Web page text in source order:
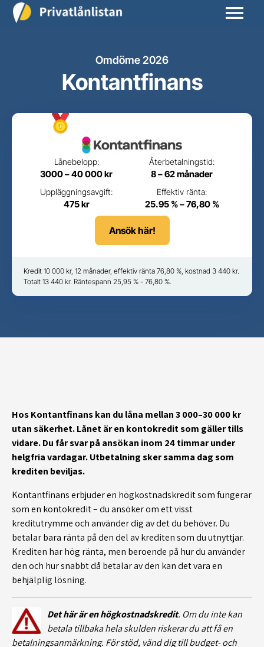
Omdöme 2026
Kontantfinans
Lånebelopp:
3000 – 40 000 kr
Återbetalningstid:
8 – 62 månader
Uppläggningsavgift:
475 kr
Effektiv ränta:
25.95 % – 76,80 %
Ansök här!
Kredit 10 000 kr, 12 månader, effektiv ränta 76,80 %, kostnad 3 440 kr.
Totalt 13 440 kr. Räntespann 25,95 % - 76,80 %.
Hos Kontantfinans kan du låna mellan 3 000–30 000 kr
utan säkerhet. Lånet är en kontokredit som gäller tills
vidare. Du får svar på ansökan inom 24 timmar under
helgfria vardagar. Utbetalning sker samma dag som
krediten beviljas.
Kontantfinans erbjuder en högkostnadskredit som fungerar
som en kontokredit – du ansöker om ett visst
kreditutrymme och använder dig av det du behöver. Du
betalar bara ränta på den del av krediten som du utnyttjar.
Krediten har hög ränta, men beroende på hur du använder
den och hur snabbt då betalar av den kan det vara en
behjälplig lösning.
Det här är en högkostnadskredit. Om du inte kan
betala tillbaka hela skulden riskerar du att få en
betalningsanmärkning. För stöd, vänd dig till budget- och